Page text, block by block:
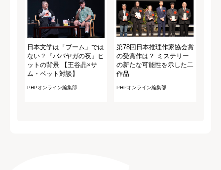
日本文学は「ブーム」では
ない？『ババヤガの夜』ヒ
ットの背景 【王谷晶×サ
ム・ベット対談】
PHPオンライン編集部
第78回日本推理作家協会賞
の受賞作は？ ミステリー
の新たな可能性を示した二
作品
PHPオンライン編集部